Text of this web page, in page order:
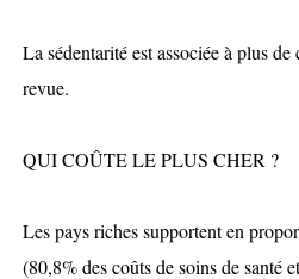
La sédentarité est associée à plus
revue.
QUI COÛTE LE PLUS CHER ?
Les pays riches supportent en
(80,8% des coûts de soins de santé